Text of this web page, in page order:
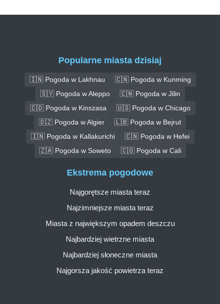
Popularne miasta dzisiaj
🇮🇳 Pogoda w Lakhnau
🇨🇳 Pogoda w Kunming
🇸🇾 Pogoda w Aleppo
🇨🇳 Pogoda w Jilin
🇨🇩 Pogoda w Kinszasa
🇺🇸 Pogoda w Chicago
🇩🇿 Pogoda w Algier
🇱🇧 Pogoda w Bejrut
🇮🇳 Pogoda w Kallakurichi
🇨🇳 Pogoda w Hefei
🇿🇦 Pogoda w Soweto
🇨🇴 Pogoda w Cali
Ekstrema pogodowe
Najgorętsze miasta teraz
Najzimniejsze miasta teraz
Miasta z największym opadem deszczu
Najbardziej wietrzne miasta
Najbardziej słoneczne miasta
Najgorsza jakość powietrza teraz